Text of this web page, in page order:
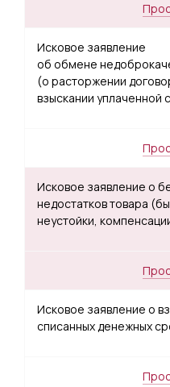
Исковое заявление
об обмене
(о расторжении
взыскании уплаченной
Исковое заявление о
недостатков товара
неустойки,
Исковое заявление о
списанных денежных